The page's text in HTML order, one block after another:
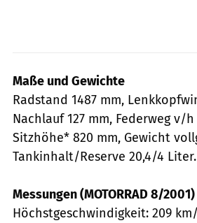
Maße und Gewichte
Radstand 1487 mm,
Nachlauf 127 mm, Federweg v/h
Sitzhöhe* 820 mm, Gewicht
Tankinhalt/Reserve 20,4/4 Liter.
Messungen (MOTORRAD 8/2001)
Höchstgeschwindigkeit: 209